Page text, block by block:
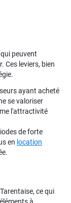
peuvent
Ces leviers, bien
ayant acheté
se valoriser
l'attractivité
de forte
en location
ce qui